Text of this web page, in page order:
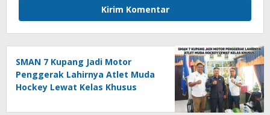
SMAN 7 Kupang Jadi Motor
Penggerak Lahirnya Atlet Muda
Hockey Lewat Kelas Khusus